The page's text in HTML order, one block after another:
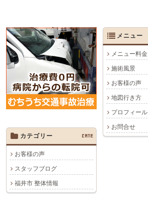
メニュー
メニュー料金
施術風景
お客様の声
地図行き方
プロフィール
お問合せ
カテゴリー
CATE
お客様の声
スタッフブログ
福井市 整体情報